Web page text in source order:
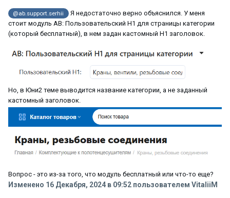
@ab.support.serhii
Я недостаточно верно объяснился. У меня
стоит модуль AB: Пользовательский H1 для страницы категории
(который бесплатный), в нем задан кастомный Н1 заголовок.
Но, в Юни2 теме выводится название категории, а не заданный
кастомный заголовок.
Вопрос - это из-за того, что модуль бесплатный или что-то еще?
Изменено 16 Декабря, 2024 в 09:52 пользователем VitaliiM